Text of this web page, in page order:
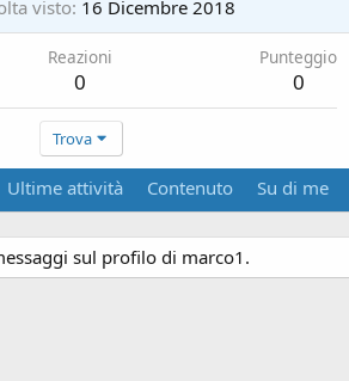
visto 16 Dicembre 2018
Reazioni
0
Punteggio
0
Trova
Ultime attività Contenuto Su di me
sul profilo di marco1.